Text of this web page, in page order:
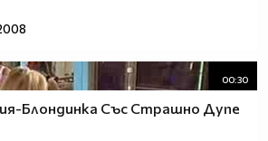
00:30
Блондинка Със Страшно Дупе